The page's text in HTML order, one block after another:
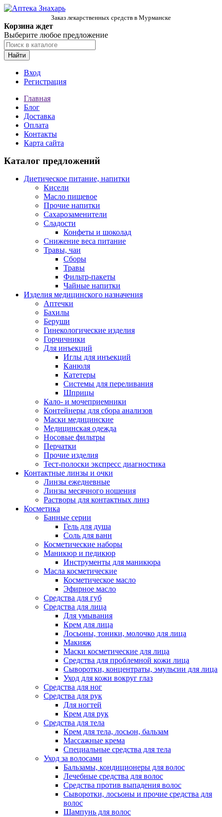
Заказ лекарственных средств в Мурманске
Корзина ждет
Выберите любое предложение
Найти
Вход
Регистрация
Главная
Блог
Доставка
Оплата
Контакты
Карта сайта
Каталог предложений
Диетическое питание, напитки
Кисели
Масло пищевое
Прочие напитки
Сахарозаменители
Сладости
Конфеты и шоколад
Снижение веса питание
Травы, чаи
Сборы
Травы
Фильтр-пакеты
Чайные напитки
Изделия медицинского назначения
Аптечки
Бахилы
Беруши
Гинекологические изделия
Горчичники
Для инъекций
Иглы для инъекций
Канюля
Катетеры
Системы для переливания
Шприцы
Кало- и мочеприемники
Контейнеры для сбора анализов
Маски медицинские
Медицинская одежда
Носовые фильтры
Перчатки
Прочие изделия
Тест-полоски экспресс диагностика
Контактные линзы и очки
Линзы ежедневные
Линзы месячного ношения
Растворы для контактных линз
Косметика
Банные серии
Гель для душа
Соль для ванн
Косметические наборы
Маникюр и педикюр
Инструменты для маникюра
Масла косметические
Косметическое масло
Эфирное масло
Средства для губ
Средства для лица
Для умывания
Крем для лица
Лосьоны, тоники, молочко для лица
Макияж
Маски косметические для лица
Средства для проблемной кожи лица
Сыворотки, концентраты, эмульсии для лица
Уход для кожи вокруг глаз
Средства для ног
Средства для рук
Для ногтей
Крем для рук
Средства для тела
Крем для тела, лосьон, бальзам
Массажные крема
Специальные средства для тела
Уход за волосами
Бальзамы, кондиционеры для волос
Лечебные средства для волос
Средства против выпадения волос
Сыворотки, лосьоны и прочие средства для
волос
Шампунь для волос